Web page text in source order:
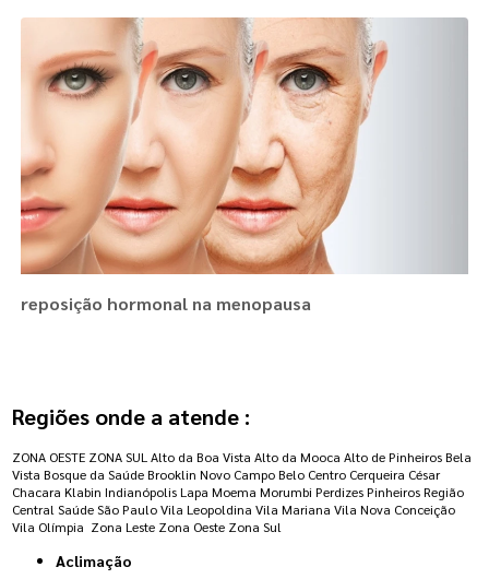
reposição hormonal na menopausa
Regiões onde a atende :
ZONA OESTE ZONA SUL Alto da Boa Vista Alto da Mooca Alto de Pinheiros Bela
Vista Bosque da Saúde Brooklin Novo Campo Belo Centro Cerqueira César
Chacara Klabin Indianópolis Lapa Moema Morumbi Perdizes Pinheiros Região
Central Saúde São Paulo Vila Leopoldina Vila Mariana Vila Nova Conceição
Vila Olímpia Zona Leste Zona Oeste Zona Sul
Aclimação